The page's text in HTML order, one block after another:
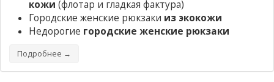
кожи (флотар и гладкая фактура)
Городские женские рюкзаки из экокожи
Недорогие городские женские рюкзаки
Подробнее →